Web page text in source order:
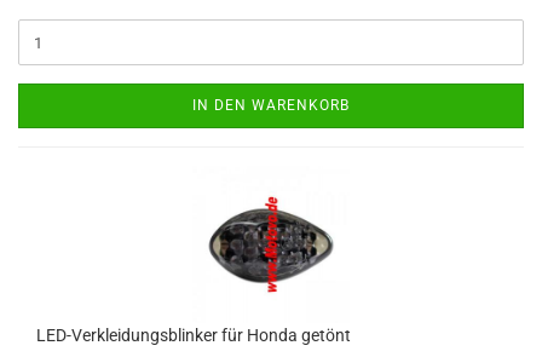
IN DEN WARENKORB
LED-Verkleidungsblinker für Honda getönt